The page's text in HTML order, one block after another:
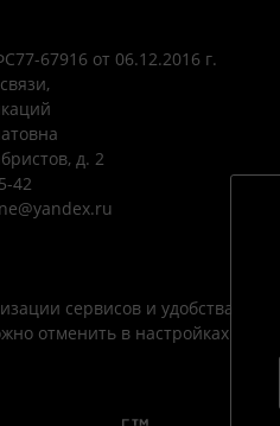
67916 от 06.12.2016 г.
д. 2
42
сервисов и удобства
отменить в настройках